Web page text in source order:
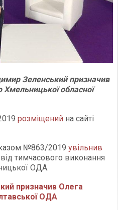
Зеленський призначив
обласної
розміщений на сайті
№863/2019 увільнив
тимчасового виконання
ОДА.
призначив Олега
ОДА